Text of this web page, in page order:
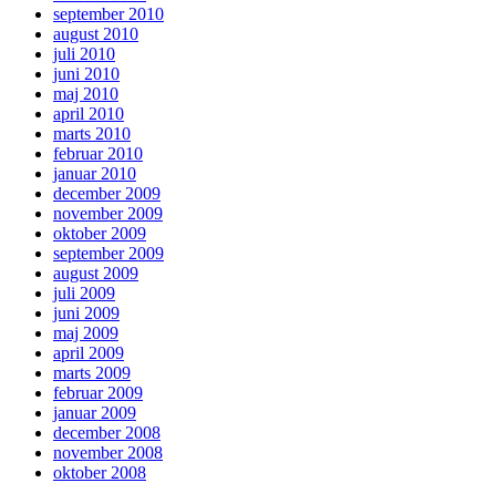
september 2010
august 2010
juli 2010
juni 2010
maj 2010
april 2010
marts 2010
februar 2010
januar 2010
december 2009
november 2009
oktober 2009
september 2009
august 2009
juli 2009
juni 2009
maj 2009
april 2009
marts 2009
februar 2009
januar 2009
december 2008
november 2008
oktober 2008